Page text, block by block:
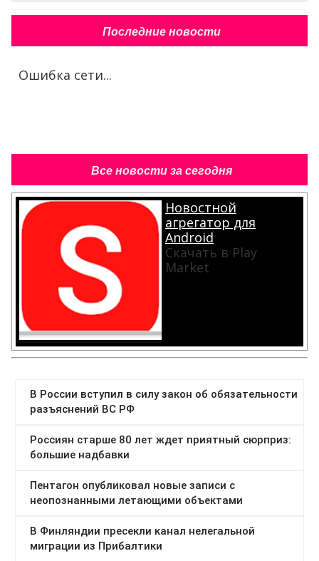
Последние новости
Ошибка сети...
Все новости за сегодня
Новостной
агрегатор для
Android
Скачать в Play
Market